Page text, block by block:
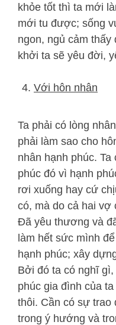
khỏe tốt thì ta mới
mới tu được; sống
ngon, ngủ cảm thấy
khởi ta sẽ yêu đời,
Với hôn nhân
Ta phải có lòng
phải làm sao cho
nhân hạnh phúc.
phúc đó vì hạnh
rơi xuống hay cứ
có, mà do cả hai vợ
Đã yêu thương và
làm hết sức mình
hạnh phúc; xây
Bởi đó ta có nghĩ
phúc gia đình của
thôi. Cần có sự trao
trong ý hướng và